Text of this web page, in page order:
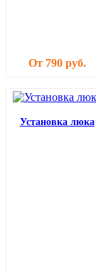
От 790 руб.
Установка люка